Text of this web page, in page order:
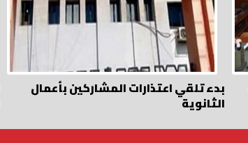
بدء تلقي اعتذارات المشاركين بأعمال
الثانوية